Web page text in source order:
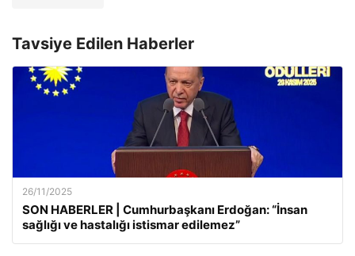
Tavsiye Edilen Haberler
26/11/2025
SON HABERLER | Cumhurbaşkanı Erdoğan: “İnsan
sağlığı ve hastalığı istismar edilemez”